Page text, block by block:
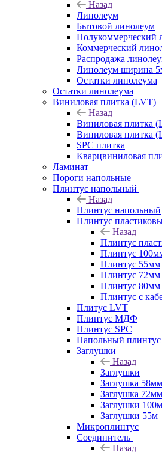
Назад
Линолеум
Бытовой линолеум
Полукоммерческий
Коммерческий
Распродажа
Линолеум ширина
Остатки линолеума
Остатки линолеума
Виниловая плитка (LVT)
Назад
Виниловая плитка
Виниловая плитка
SPC плитка
Кварцвиниловая
Ламинат
Пороги напольные
Плинтус напольный
Назад
Плинтус напольный
Плинтус
Назад
Плинтус
Плинтус
Плинтус 55мм
Плинтус 72мм
Плинтус 80мм
Плинтус с
Плитус LVT
Плинтус МДФ
Плинтус SPC
Напольный плинтус
Заглушки
Назад
Заглушки
Заглушка 58мм
Заглушка 72мм
Заглушки
Заглушки 55м
Микроплинтус
Соединитель
Назад